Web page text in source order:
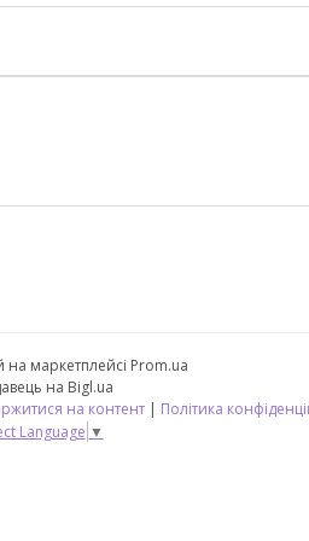
на маркетплейсі Prom.ua
на Bigl.ua
на контент | Політика
Language ▼